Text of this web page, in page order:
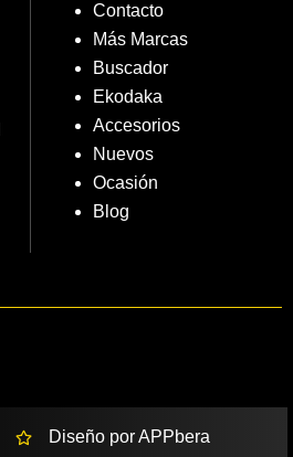
Contacto
Más Marcas
Buscador
Ekodaka
Accesorios
Nuevos
Ocasión
Blog
Diseño por APPbera